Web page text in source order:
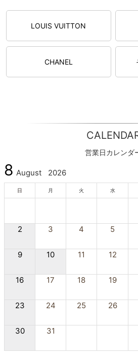
LOUIS VUITTON
CHANEL
営業日カレンダ
8 August 2026
日 月 火 水
2 3 4 5
9 10 11 12
16 17 18 19
23 24 25 26
30 31